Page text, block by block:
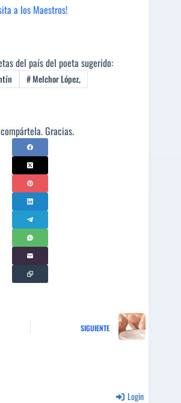
a los Maestros!
del país del poeta sugerido:
#Melchor López,
Gracias.
SIGUIENTE
Login